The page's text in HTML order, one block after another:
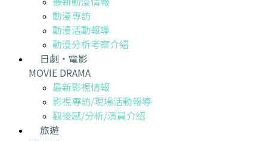
動漫專訪
動漫活動報導
動漫分析考察介紹
日劇・電影
MOVIE DRAMA
最新影視情報
影視專訪/現場活動報導
觀後感/分析/演員介紹
旅遊